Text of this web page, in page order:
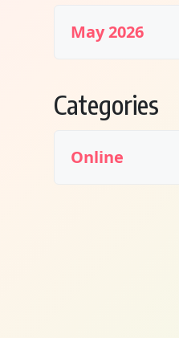
May 2026
Categories
Online